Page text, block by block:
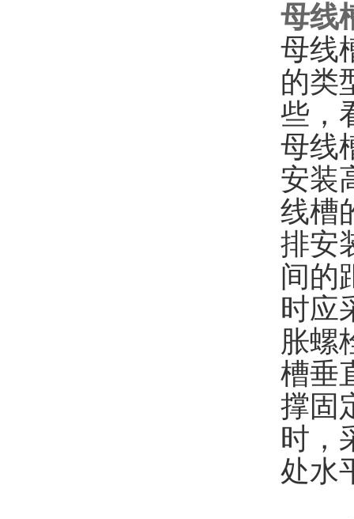
母线
母线
的类
些，
母线
安装
线槽
排安
间的
时应
胀螺
槽垂
撑固
时，
处水